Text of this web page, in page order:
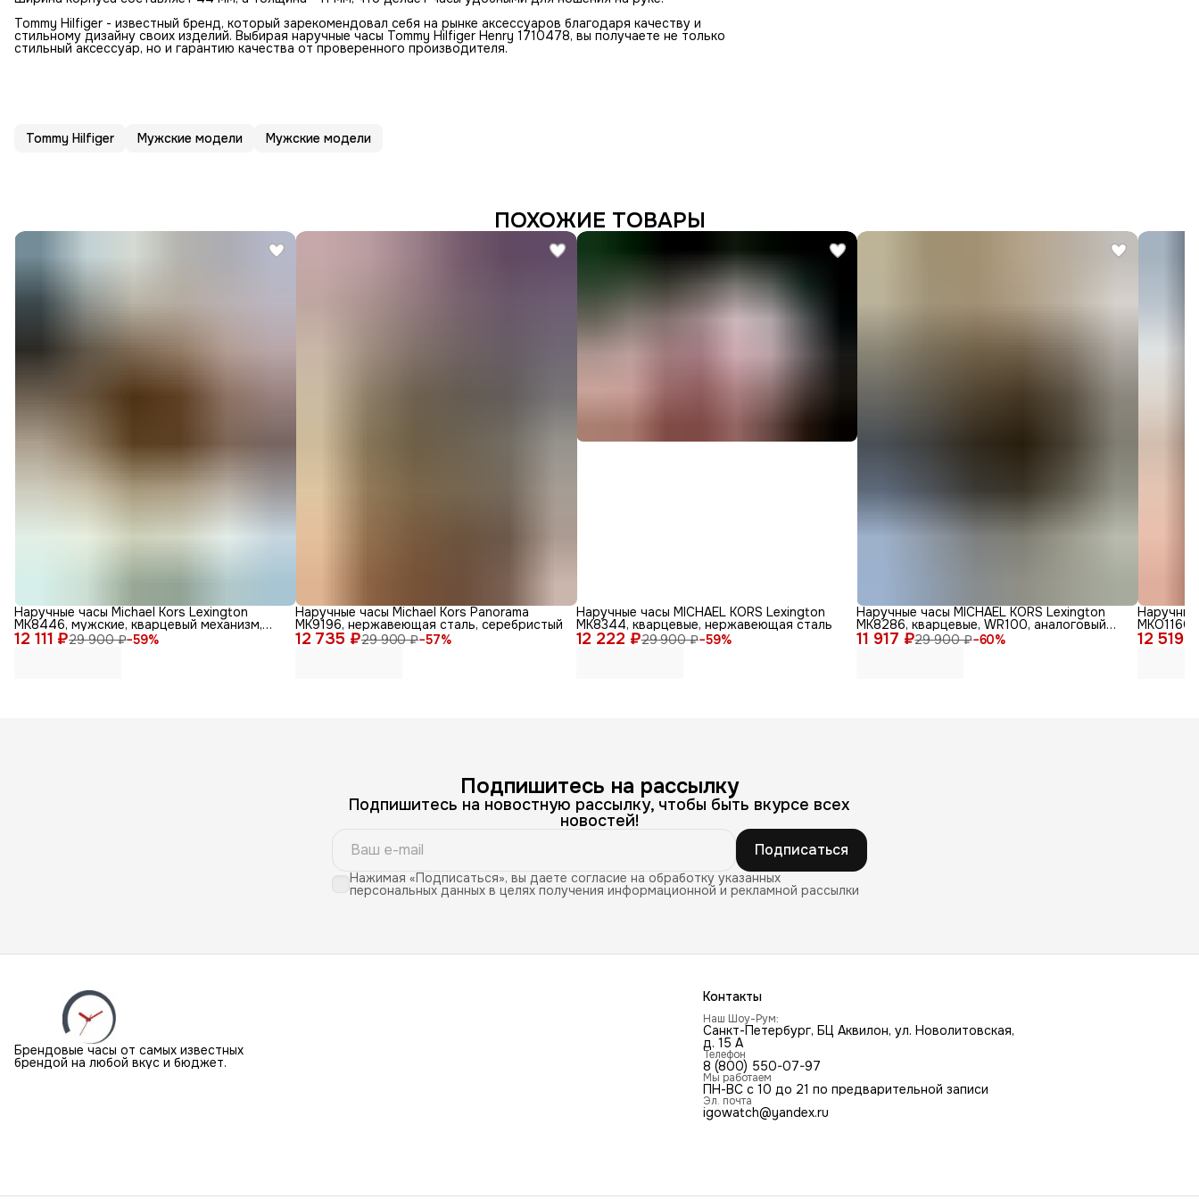
Tommy Hilfiger - известный бренд, который зарекомендовал себя на рынке аксессуаров благодаря качеству и
стильному дизайну своих изделий. Выбирая наручные часы Tommy Hilfiger Henry 1710478, вы получаете не только
стильный аксессуар, но и гарантию качества от проверенного производителя.
Tommy Hilfiger Мужские модели Мужские модели
ПОХОЖИЕ ТОВАРЫ
12 111 ₽29 900 ₽−59%
Наручные часы Michael Kors Lexington
MK8446, мужские, кварцевый механизм,
золотые 12 735 ₽29 900 ₽−57%
Наручные часы Michael Kors Panorama
MK9196, нержавеющая сталь, серебристый
12 222 ₽29 900 ₽−59%
Наручные часы MICHAEL KORS Lexington
MK8344, кварцевые, нержавеющая сталь
11 917 ₽29 900 ₽−60%
Наручные часы MICHAEL KORS Lexington
MK8286, кварцевые, WR100, аналоговый
циферблат 12 519 ₽
Подпишитесь на рассылку
Подпишитесь на новостную рассылку, чтобы быть вкурсе всех
новостей!
Подписаться
Нажимая «Подписаться», вы даете согласие на обработку указанных
персональных данных в целях получения информационной и рекламной рассылки
Брендовые часы от самых известных
брендой на любой вкус и бюджет.
Контакты
Наш Шоу-Рум:
Санкт-Петербург, БЦ Аквилон, ул. Новолитовская,
д. 15 А
Телефон
8 (800) 550-07-97
Мы работаем
ПН-ВС с 10 до 21 по предварительной записи
Эл. почта
igowatch@yandex.ru